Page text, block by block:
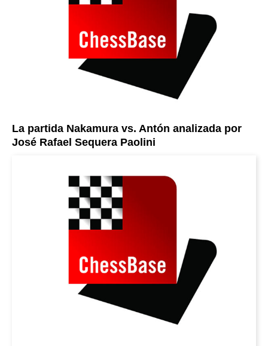
La partida Nakamura vs. Antón analizada por
José Rafael Sequera Paolini